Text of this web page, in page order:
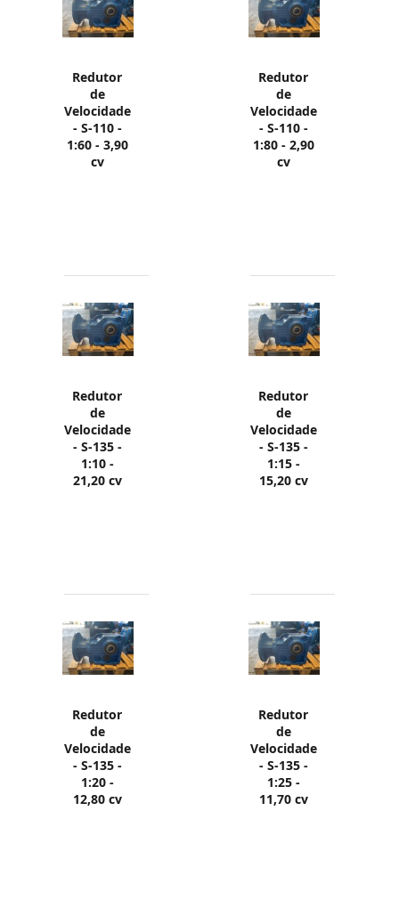
Redutor
de
Velocidade
- S-110 -
1:60 - 3,90
cv
Redutor
de
Velocidade
- S-110 -
1:80 - 2,90
cv
Redutor
de
Velocidade
- S-135 -
1:10 -
21,20 cv
Redutor
de
Velocidade
- S-135 -
1:15 -
15,20 cv
Redutor
de
Velocidade
- S-135 -
1:20 -
12,80 cv
Redutor
de
Velocidade
- S-135 -
1:25 -
11,70 cv